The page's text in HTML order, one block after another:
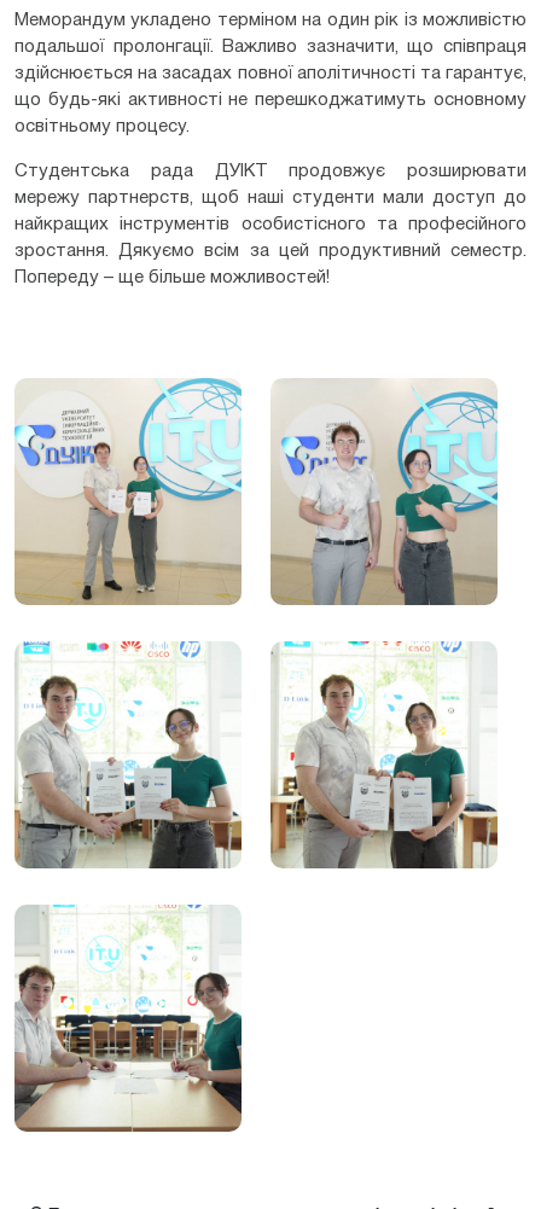
Меморандум укладено терміном на один рік із можливістю
подальшої пролонгації. Важливо зазначити, що співпраця
здійснюється на засадах повної аполітичності та гарантує,
що будь-які активності не перешкоджатимуть основному
освітньому процесу.
Студентська рада ДУІКТ продовжує розширювати
мережу партнерств, щоб наші студенти мали доступ до
найкращих інструментів особистісного та професійного
зростання. Дякуємо всім за цей продуктивний семестр.
Попереду – ще більше можливостей!